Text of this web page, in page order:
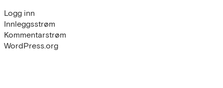
Logg inn
Innleggsstrøm
Kommentarstrøm
WordPress.org